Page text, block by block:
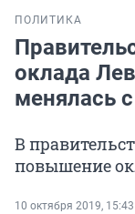
ПОЛИТИКА
оклада
менялась
В
повышение
10 октября 2019, 15:43